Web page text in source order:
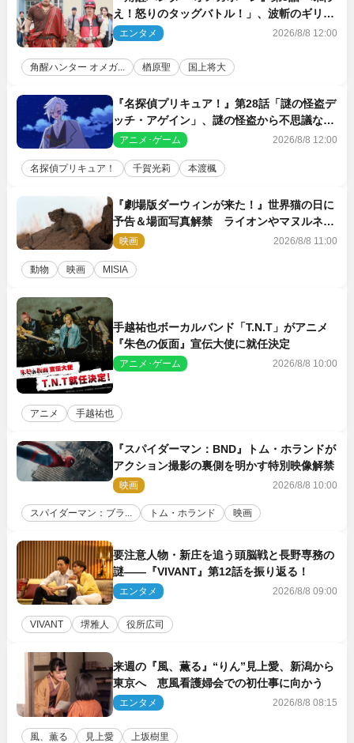
え！怒りのタッグバトル！」、波斬のギリコ
がハンターバトルを挑んできた！
エンタメ 2026/8/8 12:00
角醒ハンター オメガ... 楢原聖 国上将大
『名探偵プリキュア！』第28話「謎の怪盗デ
ッチ・アゲイン」、謎の怪盗から不思議な予
告状が届く
アニメ･ゲーム 2026/8/8 12:00
名探偵プリキュア！ 千賀光莉 本渡楓
『劇場版ダーウィンが来た！』世界猫の日に
予告＆場面写真解禁 ライオンやマヌルネコ
の赤ちゃんが大集合
映画 2026/8/8 11:00
動物 映画 MISIA
手越祐也ボーカルバンド「T.N.T」がアニメ
『朱色の仮面』宣伝大使に就任決定
アニメ･ゲーム 2026/8/8 10:00
アニメ 手越祐也
『スパイダーマン：BND』トム・ホランドが
アクション撮影の裏側を明かす特別映像解禁
映画 2026/8/8 10:00
スパイダーマン：ブラ... トム・ホランド 映画
要注意人物・新庄を追う頭脳戦と長野専務の
謎――『VIVANT』第12話を振り返る！
エンタメ 2026/8/8 09:00
VIVANT 堺雅人 役所広司
来週の『風、薫る』“りん”見上愛、新潟から
東京へ 恵風看護婦会での初仕事に向かう
エンタメ 2026/8/8 08:15
風、薫る 見上愛 上坂樹里